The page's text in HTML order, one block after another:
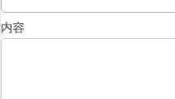
内容